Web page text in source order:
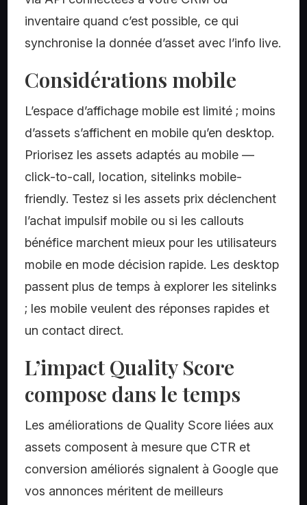
inventaire quand c’est possible, ce qui
synchronise la donnée d’asset avec l’info live.
Considérations mobile
L’espace d’affichage mobile est limité ; moins
d’assets s’affichent en mobile qu’en desktop.
Priorisez les assets adaptés au mobile —
click-to-call, location, sitelinks mobile-
friendly. Testez si les assets prix déclenchent
l’achat impulsif mobile ou si les callouts
bénéfice marchent mieux pour les utilisateurs
mobile en mode décision rapide. Les desktop
passent plus de temps à explorer les sitelinks
; les mobile veulent des réponses rapides et
un contact direct.
L’impact Quality Score
compose dans le temps
Les améliorations de Quality Score liées aux
assets composent à mesure que CTR et
conversion améliorés signalent à Google que
vos annonces méritent de meilleurs